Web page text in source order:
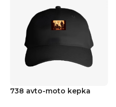
738 avto-moto kepka